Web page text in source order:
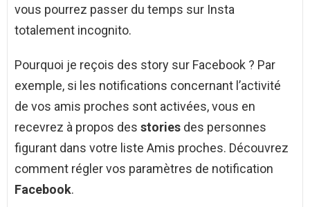
vous pourrez passer du temps sur Insta
totalement incognito.
Pourquoi je reçois des story sur Facebook ? Par
exemple, si les notifications concernant l’activité
de vos amis proches sont activées, vous en
recevrez à propos des stories des personnes
figurant dans votre liste Amis proches. Découvrez
comment régler vos paramètres de notification
Facebook.